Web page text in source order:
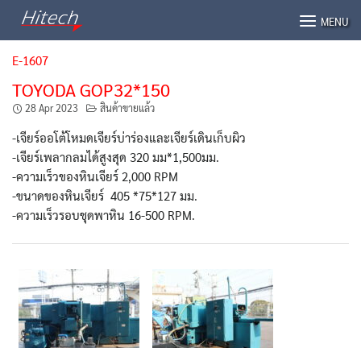
MENU
E-1607
TOYODA GOP32*150
28 Apr 2023 สินค้าขายแล้ว
-เจียร์ออโต้โหมดเจียร์บ่าร่องและเจียร์เดินเก็บผิว
-เจียร์เพลากลมได้สูงสุด 320 มม*1,500มม.
-ความเร็วของหินเจียร์ 2,000 RPM
-ขนาดของหินเจียร์ 405 *75*127 มม.
-ความเร็วรอบชุดพาหิน 16-500 RPM.